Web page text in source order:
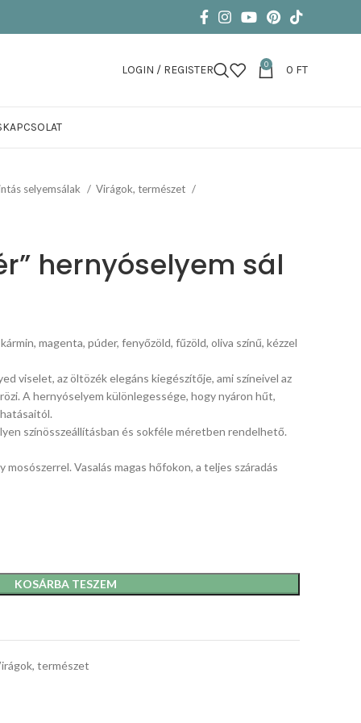
LOGIN / REGISTER 0 0 FT
KAPCSOLAT
selyemsálak
Virágok, természet
hernyóselyem sál
magenta, púder, fenyőzöld, fűzöld, oliva színű, kézzel
viselet, az öltözék elegáns kiegészítője, ami színeivel az
A hernyóselyem különlegessége, hogy nyáron hűt,
színösszeállításban és sokféle méretben rendelhető.
Vasalás magas hőfokon, a teljes száradás
KOSÁRBA TESZEM
természet